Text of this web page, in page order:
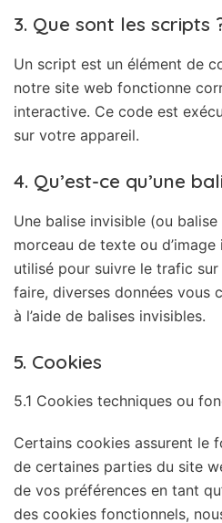
3. Que sont les scripts
Un script est un élément de
notre site web fonctionne
interactive. Ce code est
sur votre appareil.
4. Qu’est-ce qu’une
Une balise invisible (ou
morceau de texte ou
utilisé pour suivre le trafic
faire, diverses données vous
à l’aide de balises invisibles.
5. Cookies
5.1 Cookies techniques ou
Certains cookies assurent le
de certaines parties du site
de vos préférences en tant
des cookies fonctionnels,